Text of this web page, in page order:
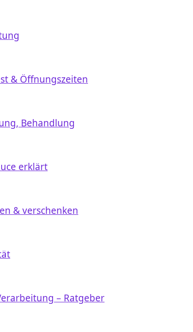
& Öffnungszeiten
Behandlung
erklärt
& verschenken
– Ratgeber